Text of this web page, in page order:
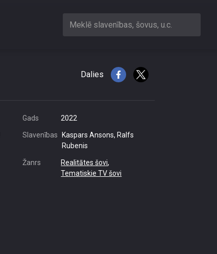
Meklē slavenības, šovus, u.c.
Dalies
Gads 2022
Slavenības
Kaspars Ansons, Ralfs
Rubenis
Žanrs Realitātes šovi,
Tematiskie TV šovi